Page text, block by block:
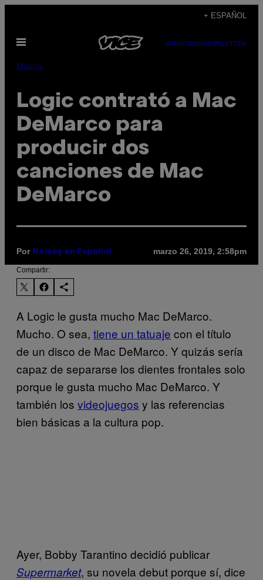
contenido
+ ESPAÑOL
Abrir
SUBSCRIBENEWSLETTER
Música
Logic contrató a Mac
DeMarco para
producir dos
canciones de Mac
DeMarco
Por Noisey en Español marzo 26, 2019, 2:58pm
Compartir:
A Logic le gusta mucho Mac DeMarco.
Mucho. O sea, tiene un tatuaje con el título
de un disco de Mac DeMarco. Y quizás sería
capaz de separarse los dientes frontales solo
porque le gusta mucho Mac DeMarco. Y
también los videojuegos y las referencias
bien básicas a la cultura pop.
Ayer, Bobby Tarantino decidió publicar
Supermarket, su novela debut porque sí, dice